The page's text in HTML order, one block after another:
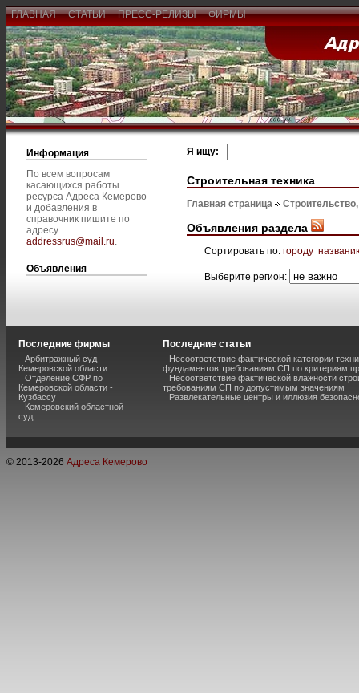
ГЛАВНАЯ СТАТЬИ ПРЕСС-РЕЛИЗЫ ФИРМЫ
Информация
По всем вопросам
касающихся работы
ресурса Адреса Кемерово
и добавления в
справочник пишите по
адресу
addressrus@mail.ru.
Объявления
Я ищу:
Строительная техника
Главная страница
Объявления раздела
Сортировать по: городу
Выберите регион:
Последние фирмы
Арбитражный суд
Кемеровской области
Отделение СФР по
Кемеровской области -
Кузбассу
Кемеровский областной
суд
Последние статьи
Несоответствие фактической категории
фундаментов требованиям СП по критериям
Несоответствие фактической влажности
требованиям СП по допустимым значениям
Развлекательные центры и иллюзия
© 2013-2026 Адреса Кемерово